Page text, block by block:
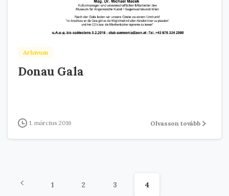
Arhivum
Donau Gala
1. március 2016 Olvasson tovább
1 2 3 4